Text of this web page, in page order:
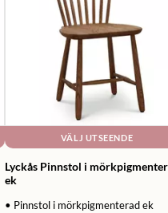
VÄLJ UTSEENDE
Lyckås Pinnstol i
ek
• Pinnstol i mörkpigmenterad ek